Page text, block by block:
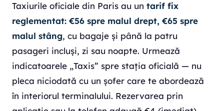
Taxiurile oficiale din Paris au un tarif fix
reglementat: €56 spre malul drept, €65 spre
malul stâng, cu bagaje și până la patru
pasageri incluși, zi sau noapte. Urmează
indicatoarele „Taxis” spre stația oficială — nu
pleca niciodată cu un șofer care te abordează
în interiorul terminalului. Rezervarea prin